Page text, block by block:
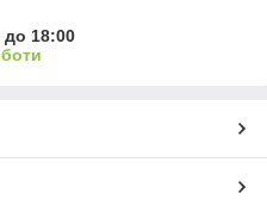
до 18:00